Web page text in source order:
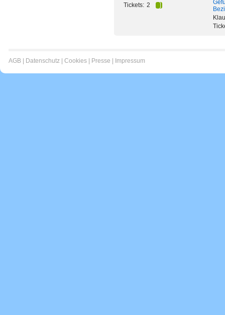
Tickets: 2
AGB Datenschutz Cookies Presse Impressum